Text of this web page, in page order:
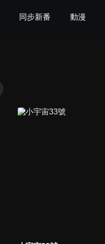
同步新番 動漫